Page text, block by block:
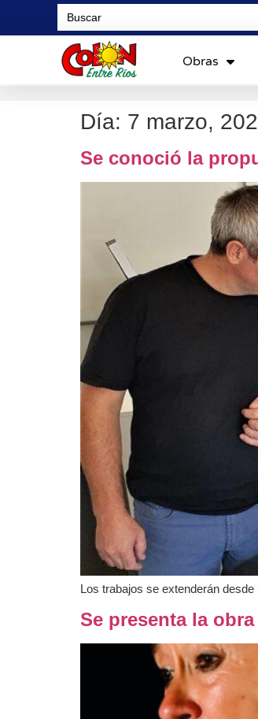
Search
for:
Obras
Día: 7 marzo,
Se conoció la
Los trabajos se extenderán
Se presenta la